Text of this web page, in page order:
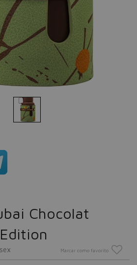
Chocolat
Marcar como favorito